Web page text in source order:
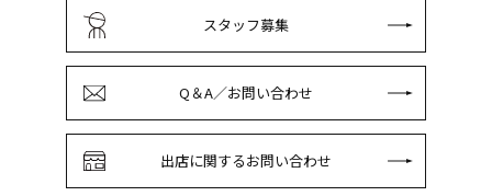
スタッフ募集
Q＆A／お問い合わせ
出店に関するお問い合わせ